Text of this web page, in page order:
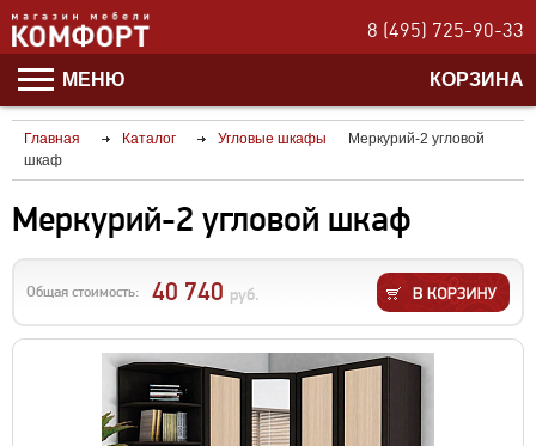
8 (495) 725-90-33
МЕНЮ КОРЗИНА
Главная Каталог Угловые шкафы
Меркурий-2 угловой
шкаф
Меркурий-2 угловой шкаф
Общая стоимость: 40 740 руб.